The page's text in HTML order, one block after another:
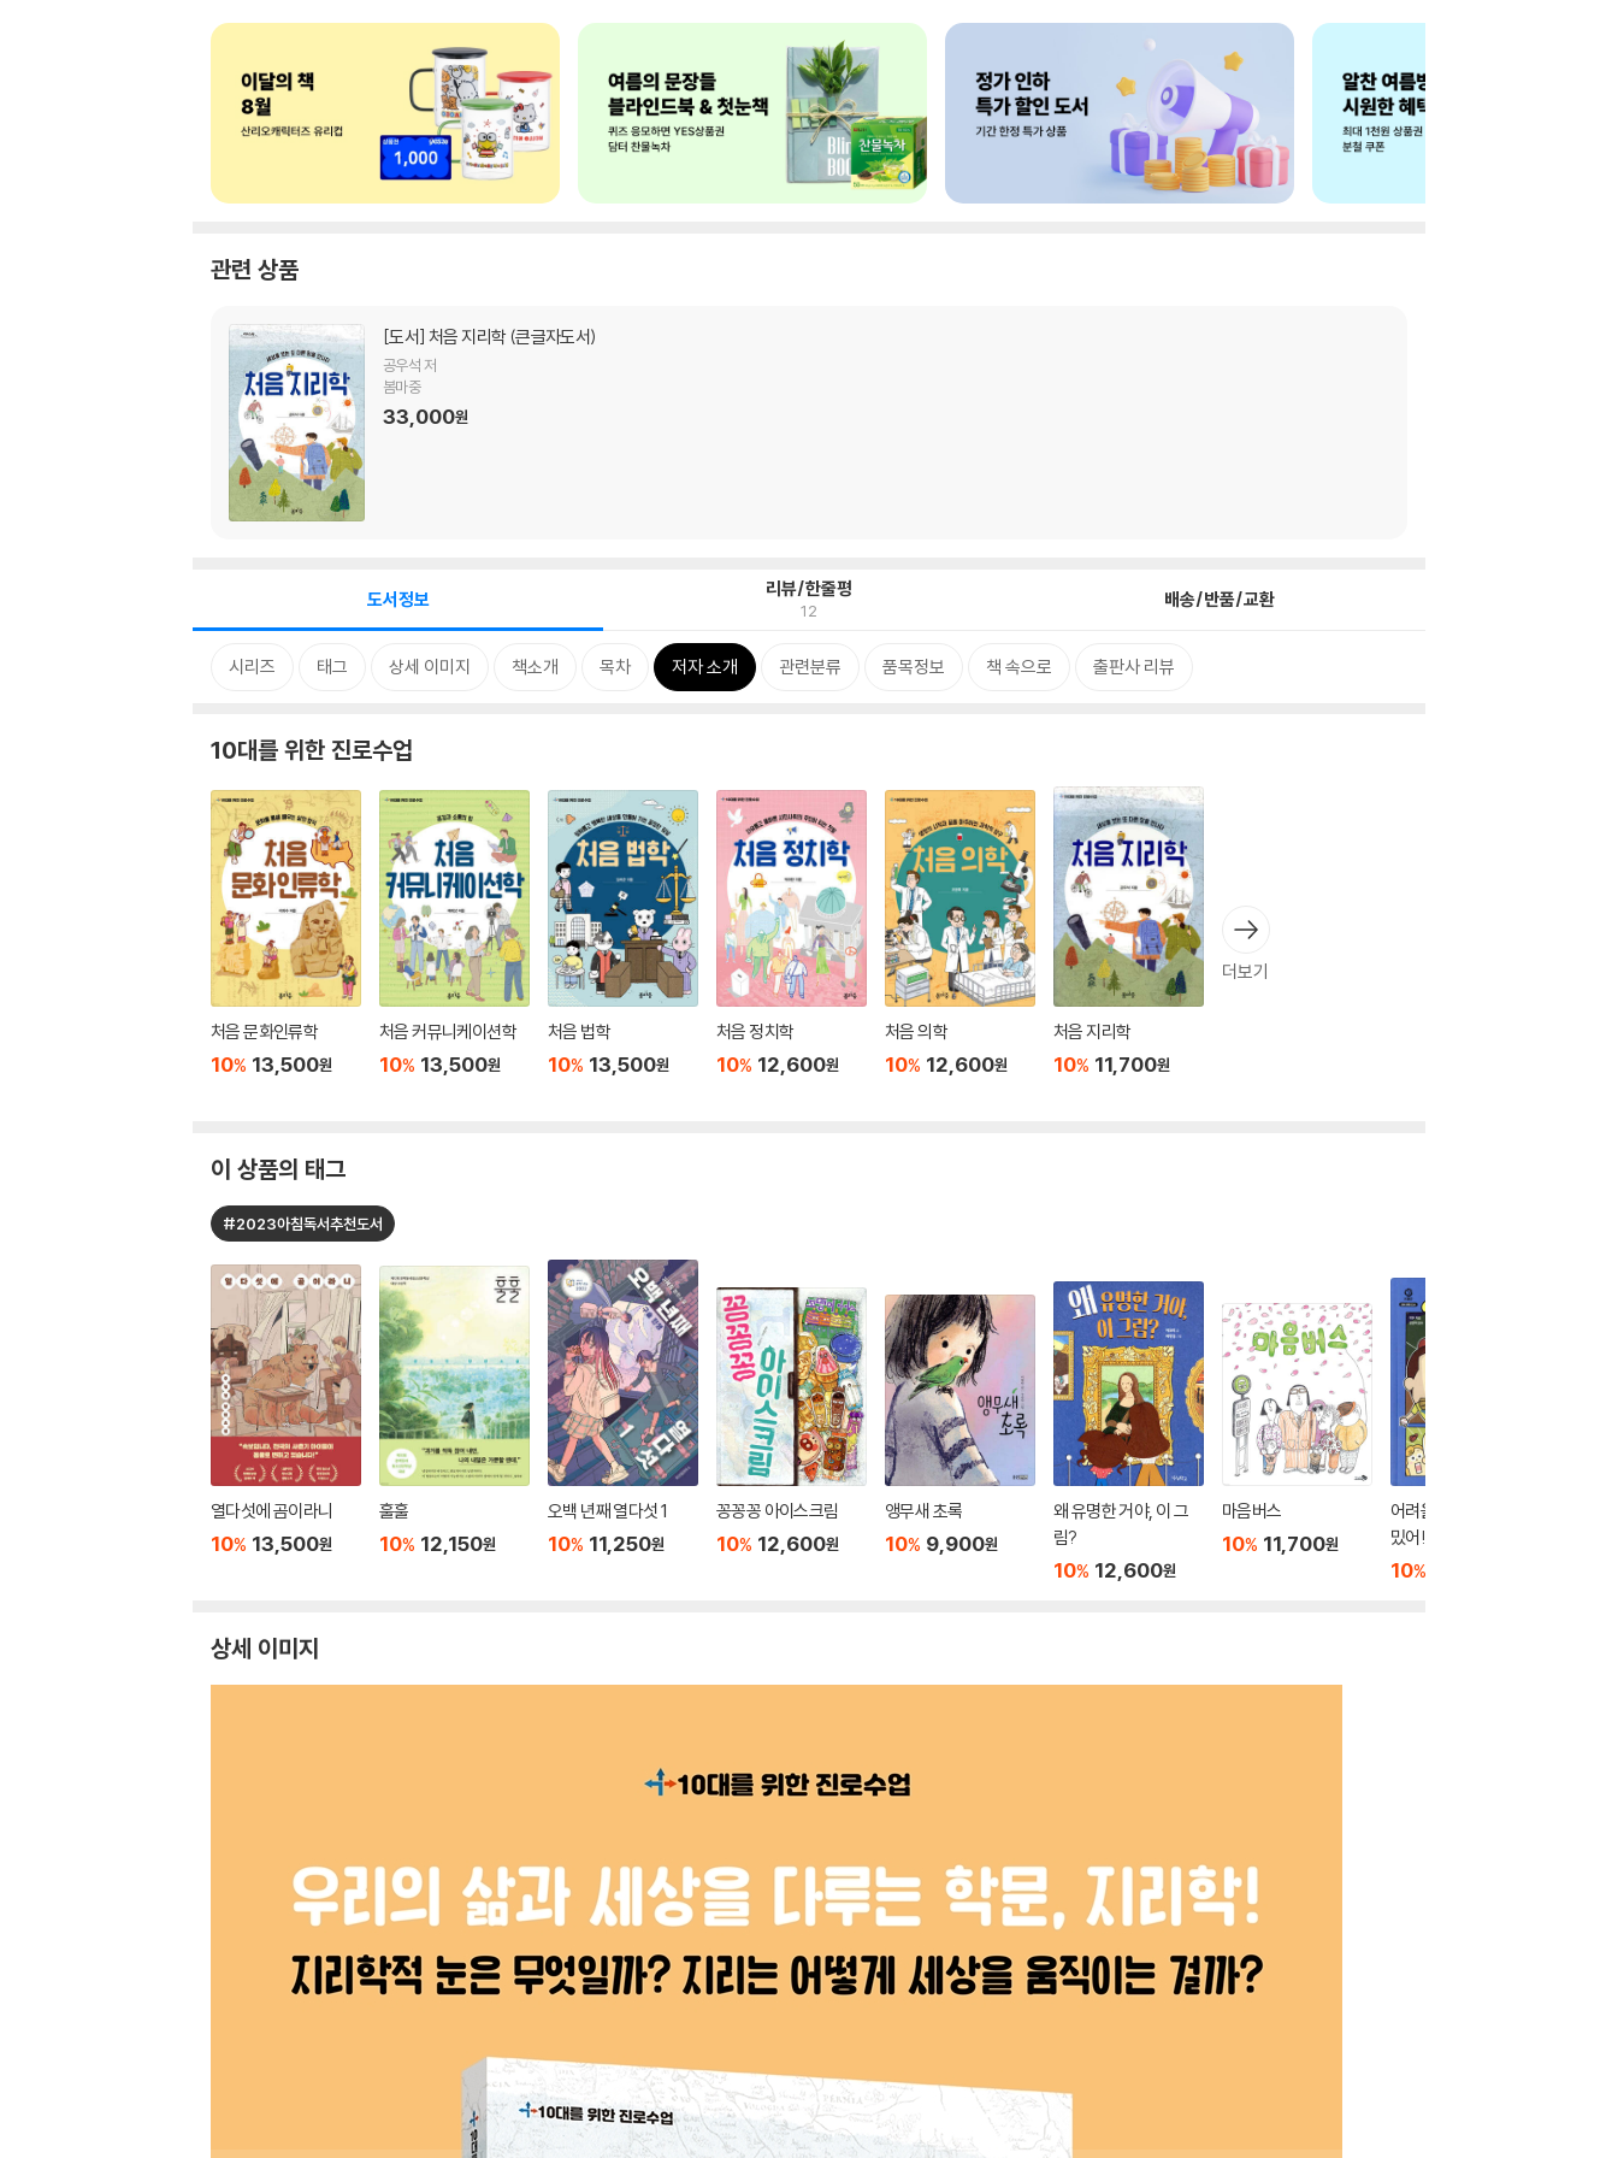
관련 상품
[도서] 처음 지리학 (큰글자도서)
공우석 저
봄마중
33,000원
도서정보 리뷰/한줄평
12 배송/반품/교환
시리즈 태그 상세 이미지 책소개 목차 저자 소개 관련분류 품목정보 책 속으로 출판사 리뷰
10대를 위한 진로수업
처음 문화인류학
10% 13,500원
처음 커뮤니케이션학
10% 13,500원
처음 법학
10% 13,500원
처음 정치학
10% 12,600원
처음 의학
10% 12,600원
처음 지리학
10% 11,700원
더보기
이 상품의 태그
#2023아침독서추천도서
열다섯에 곰이라니
10% 13,500원
훌훌
10% 12,150원
오백 년째 열다섯 1
10% 11,250원
꽁꽁꽁 아이스크림
10% 12,600원
앵무새 초록
10% 9,900원
왜 유명한 거야, 이 그
림?
10% 12,600원
마음버스
10% 11,700원
어려울 줄 알았는데 재
밌어! 야구 만화 도감
10%
상세 이미지